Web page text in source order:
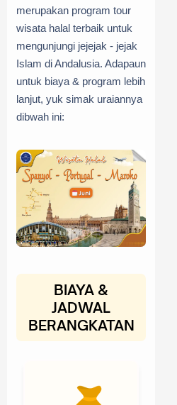
Portugal
Spanyol
merupakan program tour
wisata halal terbaik untuk
mengunjungi jejejak - jejak
Islam di Andalusia. Adapaun
untuk biaya & program lebih
lanjut, yuk simak uraiannya
dibwah ini:
BIAYA &
JADWAL
BERANGKATAN